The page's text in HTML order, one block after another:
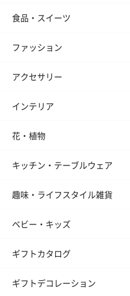
食品・スイーツ
ファッション
アクセサリー
インテリア
花・植物
キッチン・テーブルウェア
趣味・ライフスタイル雑貨
ベビー・キッズ
ギフトカタログ
ギフトデコレーション